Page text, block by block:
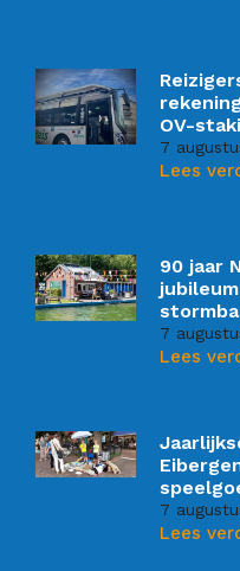
OV-
7
Lees
90 jaar
7
Lees
7
Lees